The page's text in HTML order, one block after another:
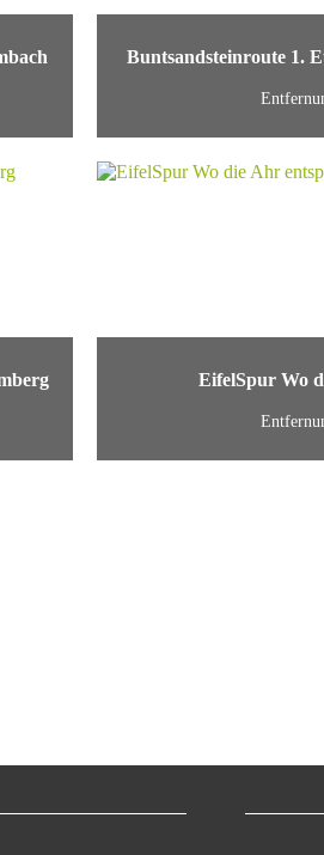
Buntsandsteinroute 1.
EifelSpur Wo